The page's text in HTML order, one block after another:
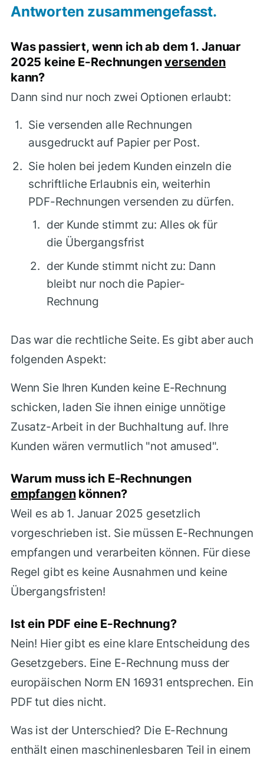
Antworten zusammengefasst.
Was passiert, wenn ich ab dem 1. Januar
2025 keine E-Rechnungenversenden
kann?
Dann sind nur noch zwei Optionen erlaubt:
Sie versenden alle Rechnungen
ausgedruckt auf Papier per Post.
Sie holen bei jedem Kunden einzeln die
schriftliche Erlaubnis ein, weiterhin
PDF-Rechnungen versenden zu dürfen.
der Kunde stimmt zu: Alles ok für
die Übergangsfrist
der Kunde stimmt nicht zu: Dann
bleibt nur noch die Papier-
Rechnung
Das war die rechtliche Seite. Es gibt aber auch
folgenden Aspekt:
Wenn Sie Ihren Kunden keine E-Rechnung
schicken, laden Sie ihnen einige unnötige
Zusatz-Arbeit in der Buchhaltung auf. Ihre
Kunden wären vermutlich "not amused".
Warum muss ich E-Rechnungen
empfangenkönnen?
Weil es ab 1. Januar 2025 gesetzlich
vorgeschrieben ist. Sie müssen E-Rechnungen
empfangen und verarbeiten können. Für diese
Regel gibt es keine Ausnahmen und keine
Übergangsfristen!
Ist ein PDF eine E-Rechnung?
Nein! Hier gibt es eine klare Entscheidung des
Gesetzgebers. Eine E-Rechnung muss der
europäischen Norm EN 16931 entsprechen. Ein
PDF tut dies nicht.
Was ist der Unterschied? Die E-Rechnung
enthält einen maschinenlesbaren Teil in einem